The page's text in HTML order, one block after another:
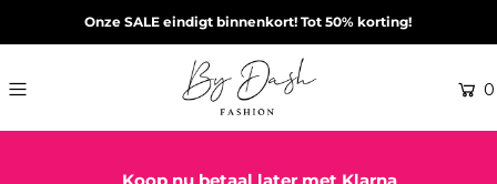
Onze SALE eindigt binnenkort! Tot 50% korting!
0